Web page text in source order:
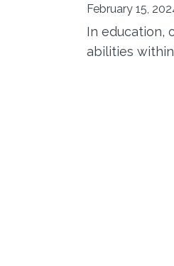
February 15,
In education,
abilities